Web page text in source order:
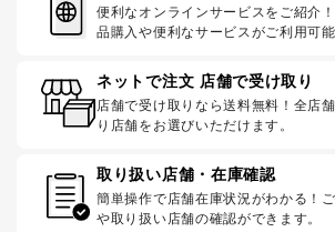
便利なオンラインサービスをご紹介
品購入や便利なサービスがご利用可能
ネットで注文 店舗で受け取り
店舗で受け取りなら送料無料！全店
り店舗をお選びいただけます。
取り扱い店舗・在庫確認
簡単操作で店舗在庫状況がわかる！
や取り扱い店舗の確認ができます。